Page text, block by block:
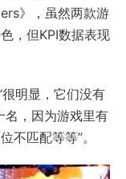
》，虽然两款游
，但KPI数据表现
明显，它们没有
，因为游戏里有
不匹配等等”。